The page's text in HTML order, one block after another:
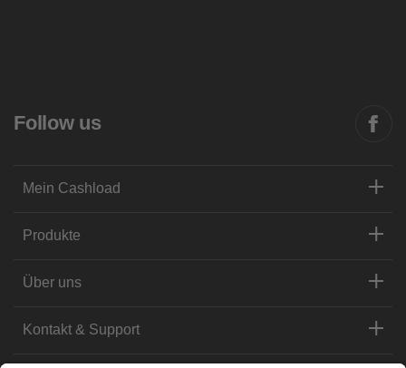
Follow us
Mein Cashload
Produkte
Über uns
Kontakt & Support